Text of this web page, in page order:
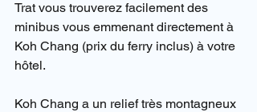
Trat vous trouverez facilement des
minibus vous emmenant directement à
Koh Chang (prix du ferry inclus) à votre
hôtel.
Koh Chang a un relief très montagneux